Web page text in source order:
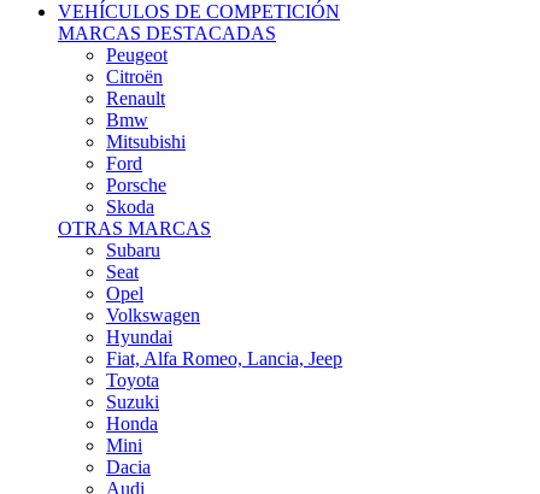
VEHÍCULOS DE COMPETICIÓN
MARCAS DESTACADAS
Peugeot
Citroën
Renault
Bmw
Mitsubishi
Ford
Porsche
Skoda
OTRAS MARCAS
Subaru
Seat
Opel
Volkswagen
Hyundai
Fiat, Alfa Romeo, Lancia, Jeep
Toyota
Suzuki
Honda
Mini
Dacia
Audi